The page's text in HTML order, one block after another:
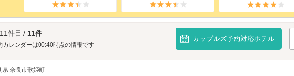
件目 / 11件
レンダーは00:40時点の情報です
カップルズ予約対応ホテル
県 奈良市歌姫町